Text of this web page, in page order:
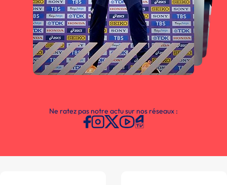
Ne ratez pas notre actu sur nos réseaux :